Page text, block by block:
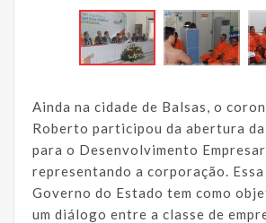
Ainda na cidade de Balsas, o
Roberto participou da abertura da
para o Desenvolvimento
representando a corporação. Essa
Governo do Estado tem como
um diálogo entre a classe de